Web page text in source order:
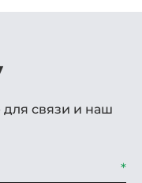
для связи и наш